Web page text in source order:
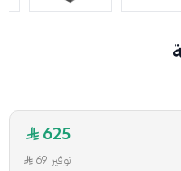
625
توفير 69